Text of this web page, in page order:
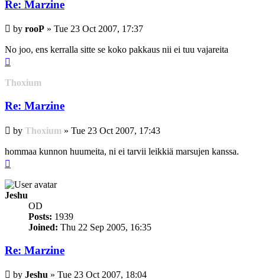
Re: Marzine
Post
by rooP » Tue 23 Oct 2007, 17:37
No joo, ens kerralla sitte se koko pakkaus nii ei tuu vajareita
Thoxium
Re: Marzine
Post
by Thoxium » Tue 23 Oct 2007, 17:43
hommaa kunnon huumeita, ni ei tarvii leikkiä marsujen kanssa.
Jeshu
OD
Posts: 1939
Joined: Thu 22 Sep 2005, 16:35
Re: Marzine
Post
by Jeshu » Tue 23 Oct 2007, 18:04